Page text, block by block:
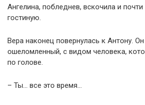
Ангелина, побледнев, вскочила и
гостиную.
Вера наконец повернулась к Антону. Он
ошеломленный, с видом человека,
по голове.
– Ты… все это время…